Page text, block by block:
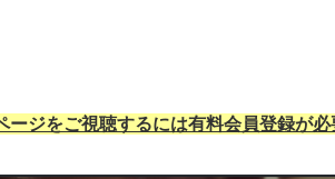
ージをご視聴するには有料会員登録が必